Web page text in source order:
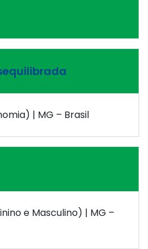
| MG – Brasil
e Masculino) | MG –